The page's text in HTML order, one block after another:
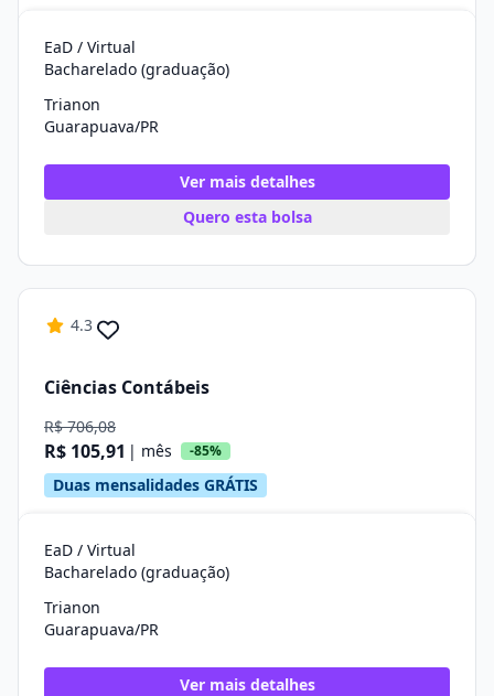
EaD / Virtual
Bacharelado (graduação)
Trianon
Guarapuava/PR
Ver mais detalhes
Quero esta bolsa
4.3
Ciências Contábeis
R$ 706,08
R$ 105,91 | mês -85%
Duas mensalidades GRÁTIS
EaD / Virtual
Bacharelado (graduação)
Trianon
Guarapuava/PR
Ver mais detalhes